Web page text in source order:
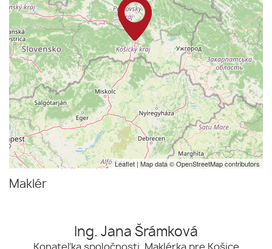
Leaflet | Map data ©OpenStreetMapcontributors
Maklér
Ing. Jana Šrámková